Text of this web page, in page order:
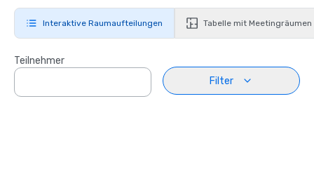
Interaktive Raumaufteilungen Tabelle mit Meetingräumen
Teilnehmer
Filter